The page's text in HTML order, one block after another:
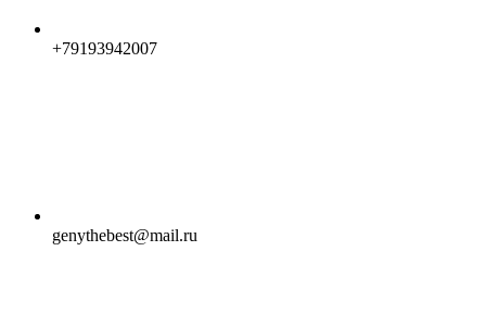
+79193942007
genythebest@mail.ru